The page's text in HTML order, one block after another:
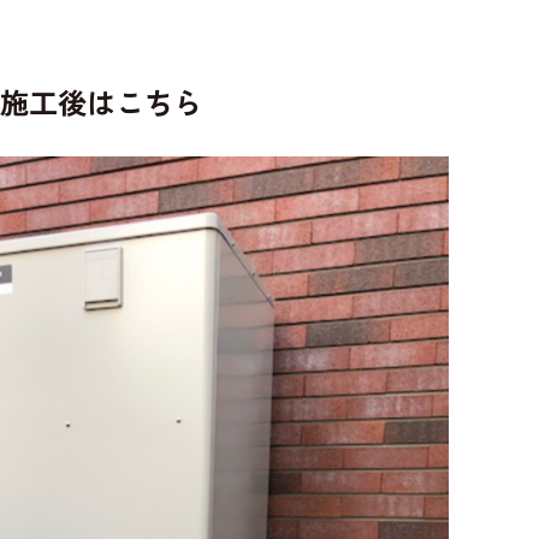
施工後はこちら